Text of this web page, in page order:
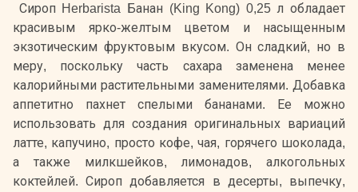
Сироп Herbarista Банан (King Kong) 0,25 л обладает
красивым ярко-желтым цветом и насыщенным
экзотическим фруктовым вкусом. Он сладкий, но в
меру, поскольку часть сахара заменена менее
калорийными растительными заменителями. Добавка
аппетитно пахнет спелыми бананами. Ее можно
использовать для создания оригинальных вариаций
латте, капучино, просто кофе, чая, горячего шоколада,
а также милкшейков, лимонадов, алкогольных
коктейлей. Сироп добавляется в десерты, выпечку,